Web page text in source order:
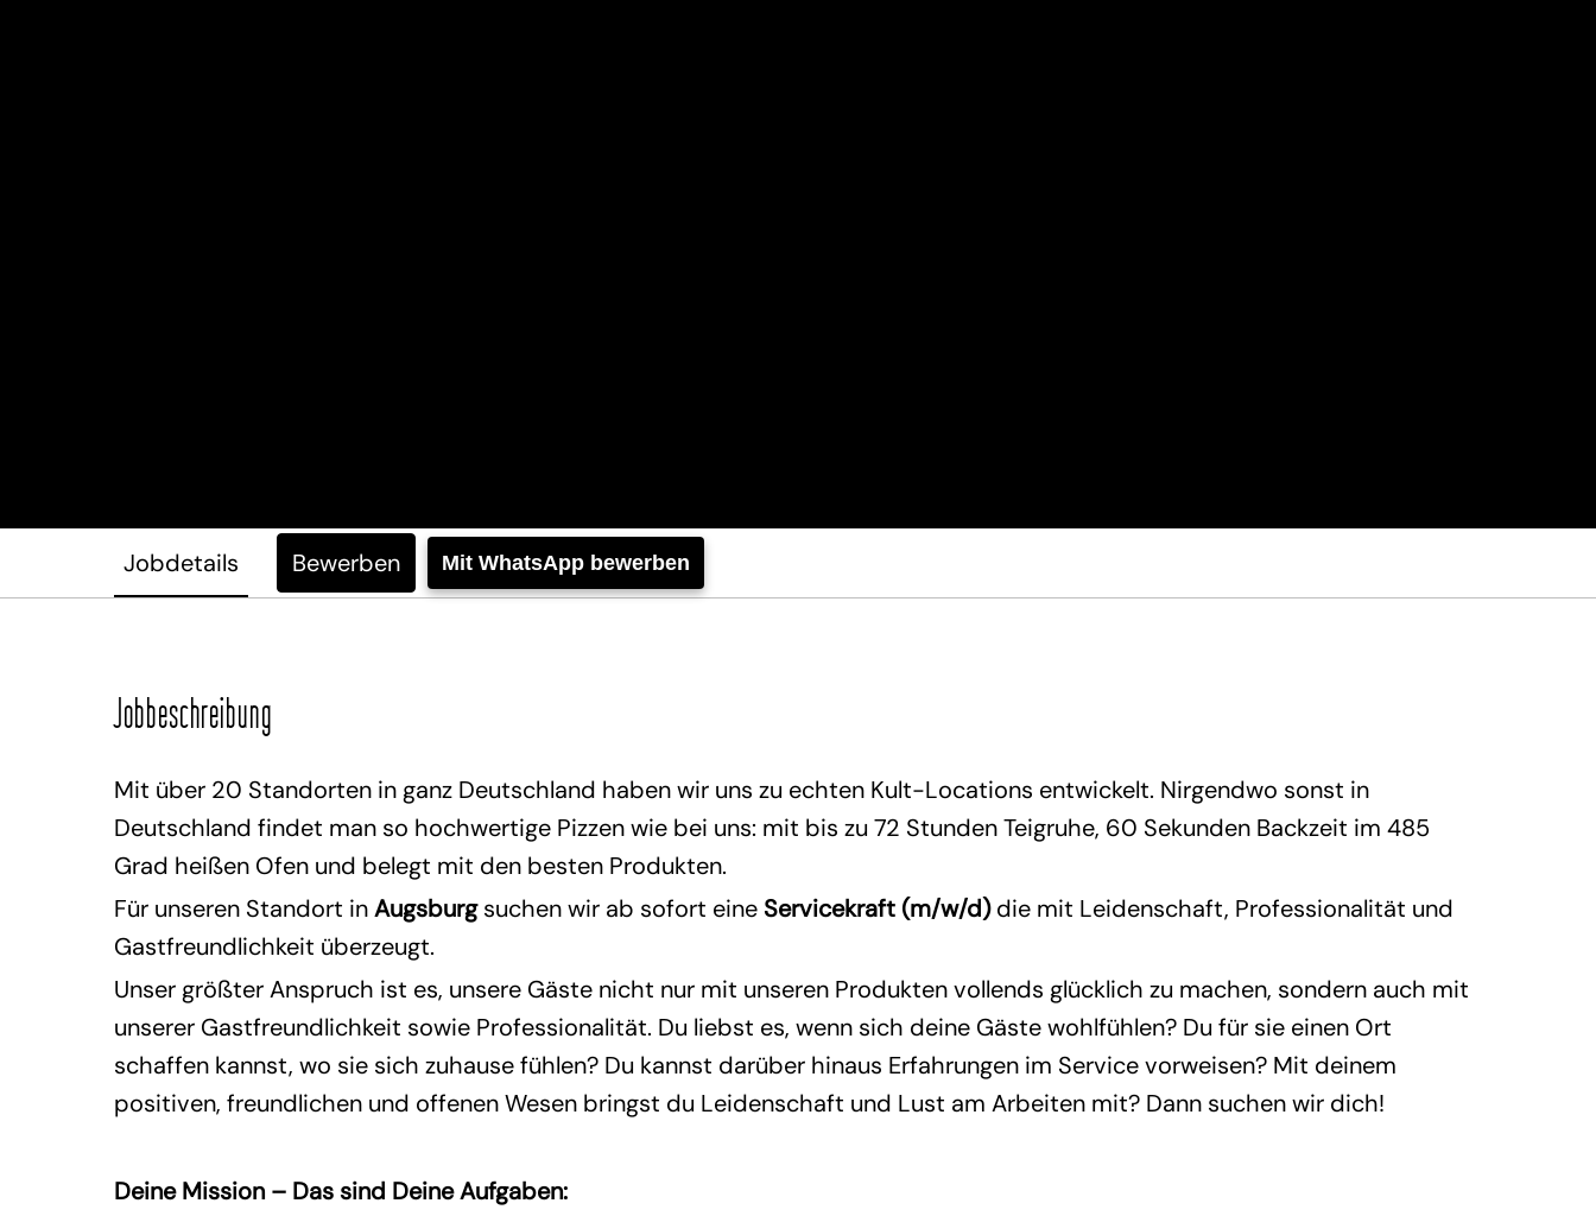
Jobdetails Bewerben Mit WhatsApp bewerben
Jobbeschreibung
Mit über 20 Standorten in ganz Deutschland haben wir uns zu echten Kult-Locations entwickelt. Nirgendwo sonst in
Deutschland findet man so hochwertige Pizzen wie bei uns: mit bis zu 72 Stunden Teigruhe, 60 Sekunden Backzeit im 485
Grad heißen Ofen und belegt mit den besten Produkten.
Für unseren Standort inAugsburgsuchen wir ab sofort eine Servicekraft (m/w/d)die mit Leidenschaft, Professionalität und
Gastfreundlichkeit überzeugt.
Unser größter Anspruch ist es, unsere Gäste nicht nur mit unseren Produkten vollends glücklich zu machen, sondern auch mit
unserer Gastfreundlichkeit sowie Professionalität. Du liebst es, wenn sich deine Gäste wohlfühlen? Du für sie einen Ort
schaffen kannst, wo sie sich zuhause fühlen? Du kannst darüber hinaus Erfahrungen im Service vorweisen? Mit deinem
positiven, freundlichen und offenen Wesen bringst du Leidenschaft und Lust am Arbeiten mit? Dann suchen wir dich!
Deine Mission – Das sind Deine Aufgaben: